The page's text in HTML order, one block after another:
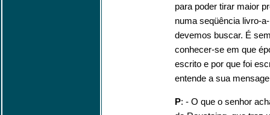
para poder tirar maior
numa seqüência livro-
devemos buscar. É
conhecer-se em que
escrito e por que foi
entende a sua
P: - O que o senhor